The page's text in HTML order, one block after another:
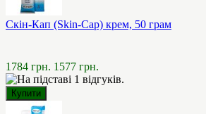
Скін-Кап (Skin-Cap) крем, 50 грам
1784 грн. 1577 грн.